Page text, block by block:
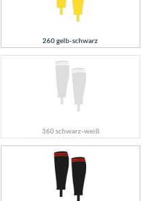
260 gelb-schwarz
360 schwarz-weiß